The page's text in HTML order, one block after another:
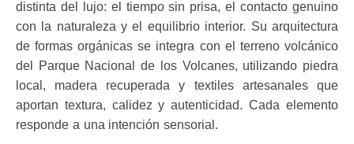
distinta del lujo: el tiempo sin prisa, el contacto genuino
con la naturaleza y el equilibrio interior. Su arquitectura
de formas orgánicas se integra con el terreno volcánico
del Parque Nacional de los Volcanes, utilizando piedra
local, madera recuperada y textiles artesanales que
aportan textura, calidez y autenticidad. Cada elemento
responde a una intención sensorial.